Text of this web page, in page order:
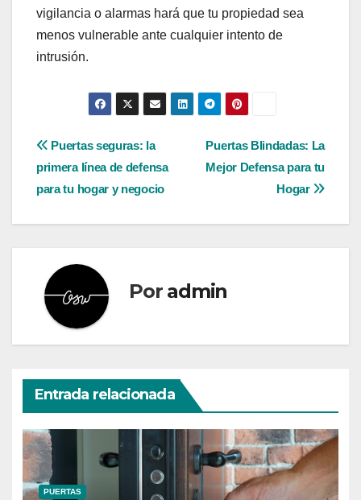
vigilancia o alarmas hará que tu propiedad sea
menos vulnerable ante cualquier intento de
intrusión.
Navegación
de
entradas
Puertas Blindadas: La
Mejor Defensa para tu
Hogar
Puertas seguras: la
primera línea de defensa
para tu hogar y negocio
Por admin
Entrada relacionada
PUERTAS